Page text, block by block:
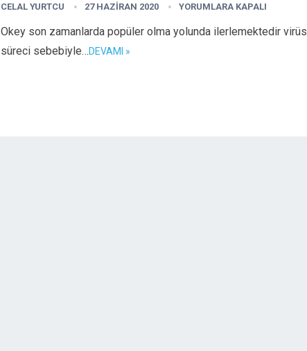
CELAL YURTCU 27 HAZIRAN 2020 YORUMLARA KAPALI
Okey son zamanlarda popüler olma yolunda ilerlemektedir virüs
süreci sebebiyle…DEVAMI »